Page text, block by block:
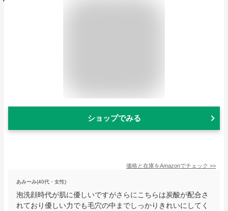
ショップでみる
価格と在庫をAmazonでチェック >>
あみーみ(40代・女性)
泡洗顔時代が肌に優しいですがさらにこちらは炭酸が配合さ
れており優しい力でも毛穴の中までしっかりきれいにしてく